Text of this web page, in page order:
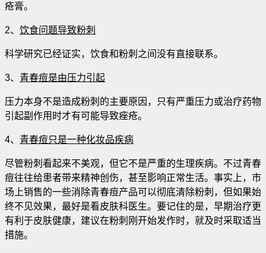
疮膏。
2、 饮食问题导致粉刺
科学研究已经证实，饮食和粉刺之间没有直接联系。
3、 青春痘是由压力引起
压力本身不是造成粉刺的主要原因，只有严重压力或治疗药物
引起副作用时才有可能导致痤疮。
4、 青春痘只是一种化妆品疾病
尽管粉刺看起来不美观，但它不是严重的生理疾病。不过青春
痘往往给患者带来精神创伤，甚至影响正常生活。事实上，市
场上销售的一些消除青春痘产品可以彻底清除粉刺，但如果始
终不见效果，最好是看皮肤科医生。要记住的是，早期治疗更
有利于皮肤健康，建议在粉刺刚开始发作时，就及时采取适当
措施。